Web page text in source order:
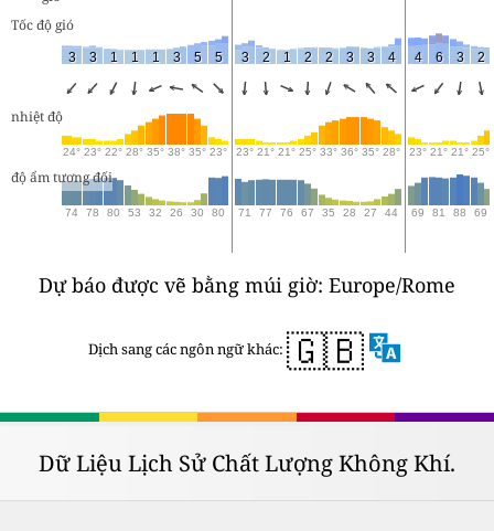
Tốc độ gió
3 3 1 1 1 3 5 5 3 2 1 2 2 3 3 4 4 6 3 2
nhiệt độ
24° 23° 22° 28° 35° 38° 35° 23° 23° 21° 21° 25° 33° 36° 35° 28° 23° 21° 21° 25°
độ ẩm tương đối
74 78 80 53 32 26 30 80 71 77 76 67 35 28 27 44 69 81 88 69
Dự báo được vẽ bằng múi giờ: Europe/Rome
Dịch sang các ngôn ngữ khác: 🇬🇧
Dữ Liệu Lịch Sử Chất Lượng Không Khí.